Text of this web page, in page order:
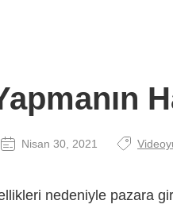
Nisan 30, 2021
nedeniyle pazara